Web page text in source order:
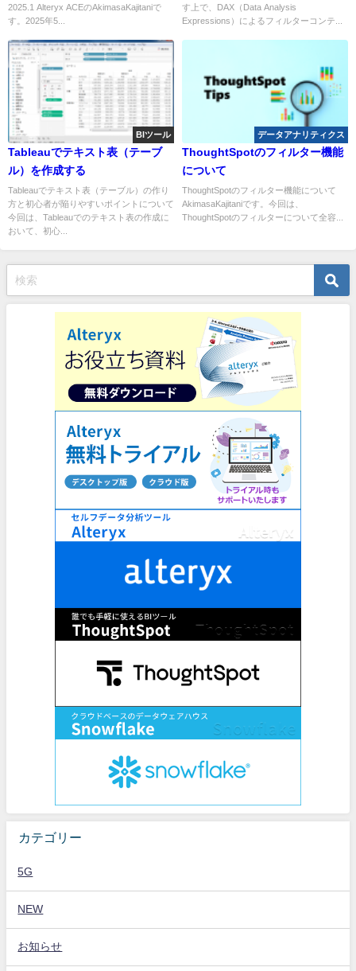
2025.1 Alteryx ACEのAkimasaKajitaniで
す。2025年5...
す上で、DAX（Data Analysis
Expressions）によるフィルターコンテ...
BIツール
Tableauでテキスト表（テーブ
ル）を作成する
Tableauでテキスト表（テーブル）の作り
方と初心者が陥りやすいポイントについて
今回は、Tableauでのテキスト表の作成に
おいて、初心...
データアナリティクス
ThoughtSpotのフィルター機能
について
ThoughtSpotのフィルター機能について
AkimasaKajitaniです。今回は、
ThoughtSpotのフィルターについて全容...
カテゴリー
5G
NEW
お知らせ